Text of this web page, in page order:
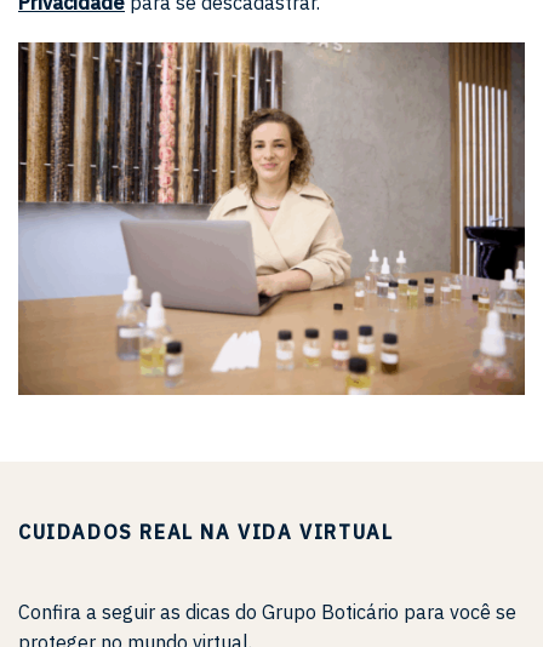
CUIDADOS REAL NA VIDA VIRTUAL
Confira a seguir as dicas do Grupo Boticário para você se